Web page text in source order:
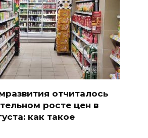
отчиталось
росте цен в
как такое